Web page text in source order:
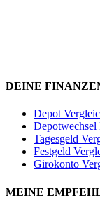
DEINE
Depot
Depotwechsel
Tagesgeld
Festgeld
Girokonto
MEINE